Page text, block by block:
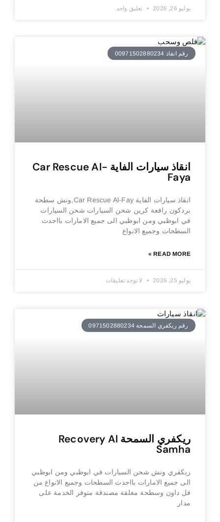
يوليو 26, 2026 تعليق واحد
رقم انقاذ 00971502880234
انقاذ سيارات الفاية Car Rescue Al-
Faya
انقاذ سيارات الفاية Car Rescue Al-Fay,ونش سطحة
بردكون رافعة كرين شحن السيارات شحن السيارات
في ابوظبي ومن ابوظبي الى جميع الامارات بااحدث
السطحات وجميع الانواع
READ MORE »
يوليو 25, 2026 لا توجد تعليقات
رقم ريكفري السمحة 0971502880234
ريكفري السمحة Recovery Al
Samha
ريكفري ونش شحن السيارات في ابوظبي ومن ابوظبي
الى جميع الامارات بااحدث السطحات وجميع الانواع من
فل داون وسطحة مغلقة مصندقة متوفر الخدمة على
مدار